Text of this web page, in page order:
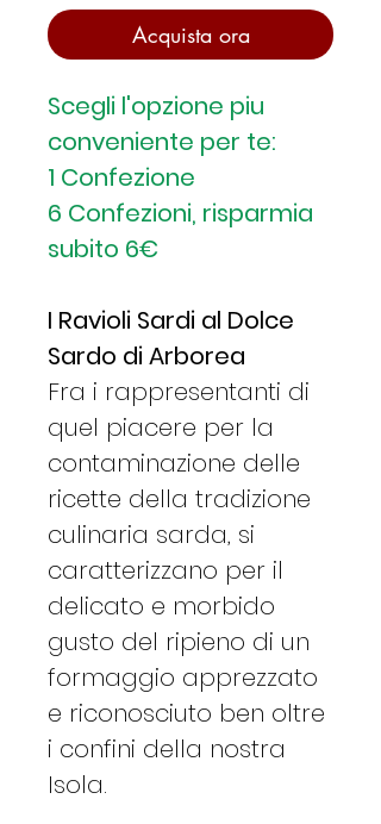
Acquista ora
Scegli l'opzione piu
conveniente per te:
1 Confezione
6 Confezioni, risparmia
subito 6€
I Ravioli Sardi al Dolce
Sardo di Arborea
Fra i rappresentanti di
quel piacere per la
contaminazione delle
ricette della tradizione
culinaria sarda, si
caratterizzano per il
delicato e morbido
gusto del ripieno di un
formaggio apprezzato
e riconosciuto ben oltre
i confini della nostra
Isola.